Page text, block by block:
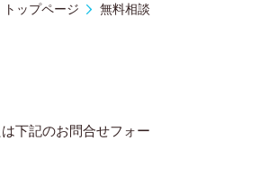
トップページ 無料相談
下記のお問合せフォー